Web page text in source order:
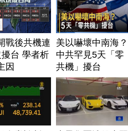
戰後共機連
台 學者析
因
美以嚇壞中南海？
中共罕見5天「零
共機」擾台